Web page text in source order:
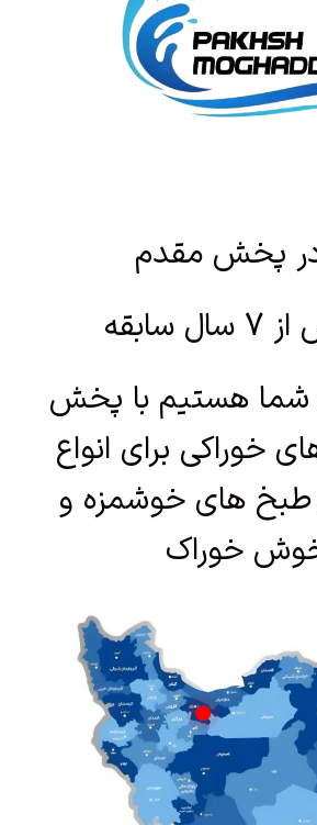
پخش مقدم
سابقه
هستیم با پخش
خوراکی برای انواع
های خوشمزه و
خوراک